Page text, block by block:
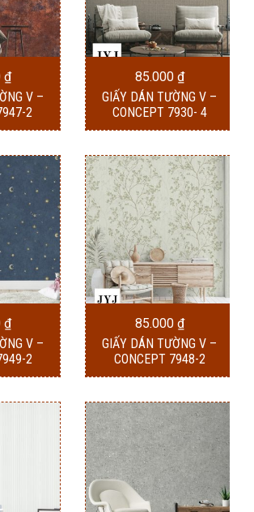
₫
V –
2
85.000 ₫
GIẤY DÁN TƯỜNG V –
CONCEPT 7930- 4
₫
V –
2
85.000 ₫
GIẤY DÁN TƯỜNG V –
CONCEPT 7948-2